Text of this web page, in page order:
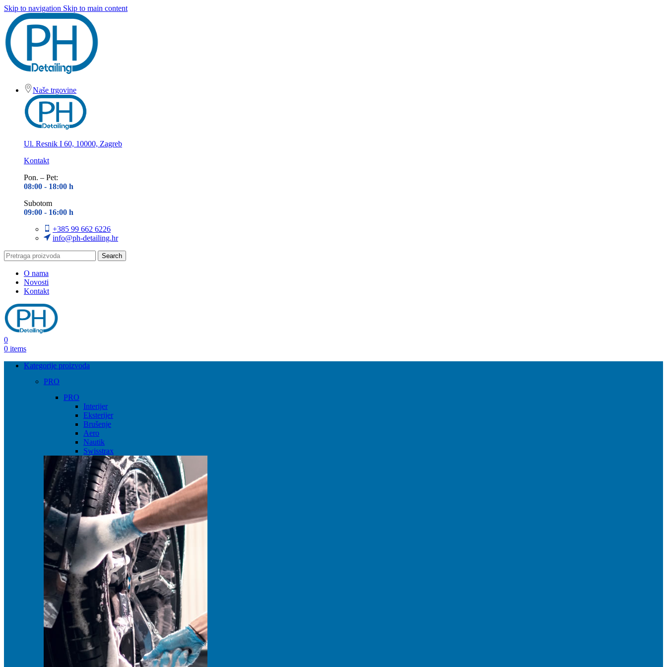
Skip to navigation Skip to main content
Naše trgovine
Ul. Resnik I 60, 10000, Zagreb
Kontakt
Pon. – Pet:
08:00 - 18:00 h
Subotom
09:00 - 16:00 h
+385 99 662 6226
info@ph-detailing.hr
Search
O nama
Novosti
Kontakt
0
0 items
Kategorije proizvoda
PRO
PRO
Interijer
Eksterijer
Brušenje
Aero
Nautik
Swisstrax